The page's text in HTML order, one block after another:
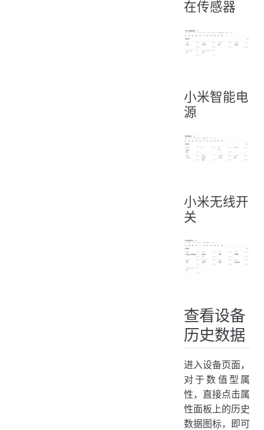
在传感器
小米智能电
源
小米无线开
关
查看设备
历史数据
进入设备页面，
对于数值型属
性，直接点击属
性面板上的历史
数据图标，即可